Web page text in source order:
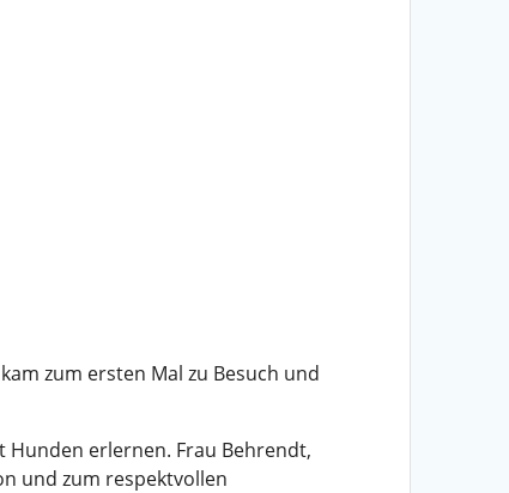
zum ersten Mal zu Besuch und
erlernen. Frau Behrendt,
und zum respektvollen